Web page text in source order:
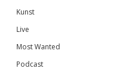
Kunst
Live
Most Wanted
Podcast